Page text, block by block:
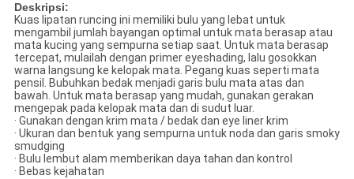
Deskripsi:
Kuas lipatan runcing ini memiliki bulu yang lebat untuk
mengambil jumlah bayangan optimal untuk mata berasap atau
mata kucing yang sempurna setiap saat. Untuk mata berasap
tercepat, mulailah dengan primer eyeshading, lalu gosokkan
warna langsung ke kelopak mata. Pegang kuas seperti mata
pensil. Bubuhkan bedak menjadi garis bulu mata atas dan
bawah. Untuk mata berasap yang mudah, gunakan gerakan
mengepak pada kelopak mata dan di sudut luar.
· Gunakan dengan krim mata / bedak dan eye liner krim
· Ukuran dan bentuk yang sempurna untuk noda dan garis smoky
smudging
· Bulu lembut alam memberikan daya tahan dan kontrol
· Bebas kejahatan